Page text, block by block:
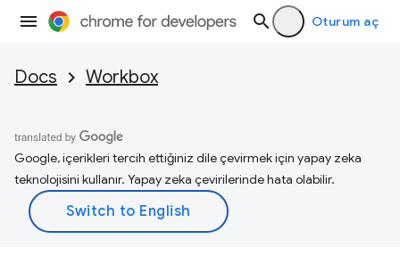
Oturum aç
Docs Workbox
Google, içerikleri tercih ettiğiniz dile çevirmek için yapay zeka
teknolojisini kullanır. Yapay zeka çevirilerinde hata olabilir.